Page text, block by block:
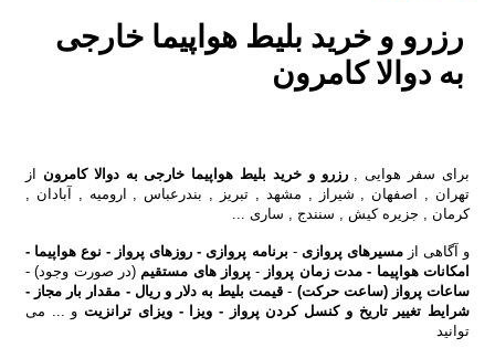
رزرو و خرید بلیط هواپیما خارجی
به دوالا کامرون
برای سفر هوایی ,رزرو و خرید بلیط هواپیما خارجی به دوالا کامرون از
تهران , اصفهان , شیراز , مشهد , تبریز , بندرعباس , ارومیه , آبادان ,
کرمان , جزیره کیش , سنندج , ساری ...
و آگاهی ازمسیرهای پروازی - برنامه پروازی - روزهای پرواز - نوع هواپیما -
امکانات هواپیما - مدت زمان پرواز - پرواز های مستقیم (در صورت وجود) -
ساعات پرواز (ساعت حرکت) -قیمت بلیط به دلار و ریال - مقدار بار مجاز -
شرایط تغییر تاریخ و کنسل کردن پرواز - ویزا - ویزای ترانزیتو ... می
توانید